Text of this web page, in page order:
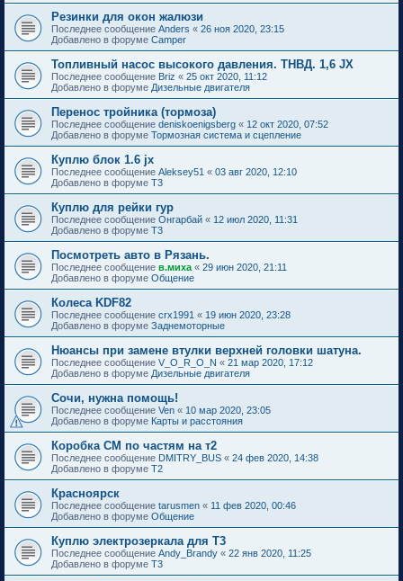
Резинки для окон жалюзи
Последнее сообщение Anders « 26 ноя 2020, 23:15
Добавлено в форуме Camper
Топливный насос высокого давления. ТНВД. 1,6 JX
Последнее сообщение Briz « 25 окт 2020, 11:12
Добавлено в форуме Дизельные двигателя
Перенос тройника (тормоза)
Последнее сообщение deniskoenigsberg « 12 окт 2020, 07:52
Добавлено в форуме Тормозная система и сцепление
Куплю блок 1.6 jx
Последнее сообщение Aleksey51 « 03 авг 2020, 12:10
Добавлено в форуме T3
Куплю для рейки гур
Последнее сообщение Онгарбай « 12 июл 2020, 11:31
Добавлено в форуме T3
Посмотреть авто в Рязань.
Последнее сообщение в.миха « 29 июн 2020, 21:11
Добавлено в форуме Общение
Колеса KDF82
Последнее сообщение crx1991 « 19 июн 2020, 23:28
Добавлено в форуме Заднемоторные
Нюансы при замене втулки верхней головки шатуна.
Последнее сообщение V_O_R_O_N « 21 мар 2020, 17:12
Добавлено в форуме Дизельные двигателя
Сочи, нужна помощь!
Последнее сообщение Ven « 10 мар 2020, 23:05
Добавлено в форуме Карты и расстояния
Коробка СМ по частям на т2
Последнее сообщение DMITRY_BUS « 24 фев 2020, 14:38
Добавлено в форуме T2
Красноярск
Последнее сообщение tarusmen « 11 фев 2020, 00:46
Добавлено в форуме Общение
Куплю электрозеркала для Т3
Последнее сообщение Andy_Brandy « 22 янв 2020, 11:25
Добавлено в форуме T3